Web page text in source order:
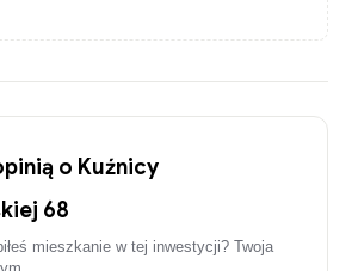
o Kuźnicy
68
mieszkanie w tej inwestycji? Twoja